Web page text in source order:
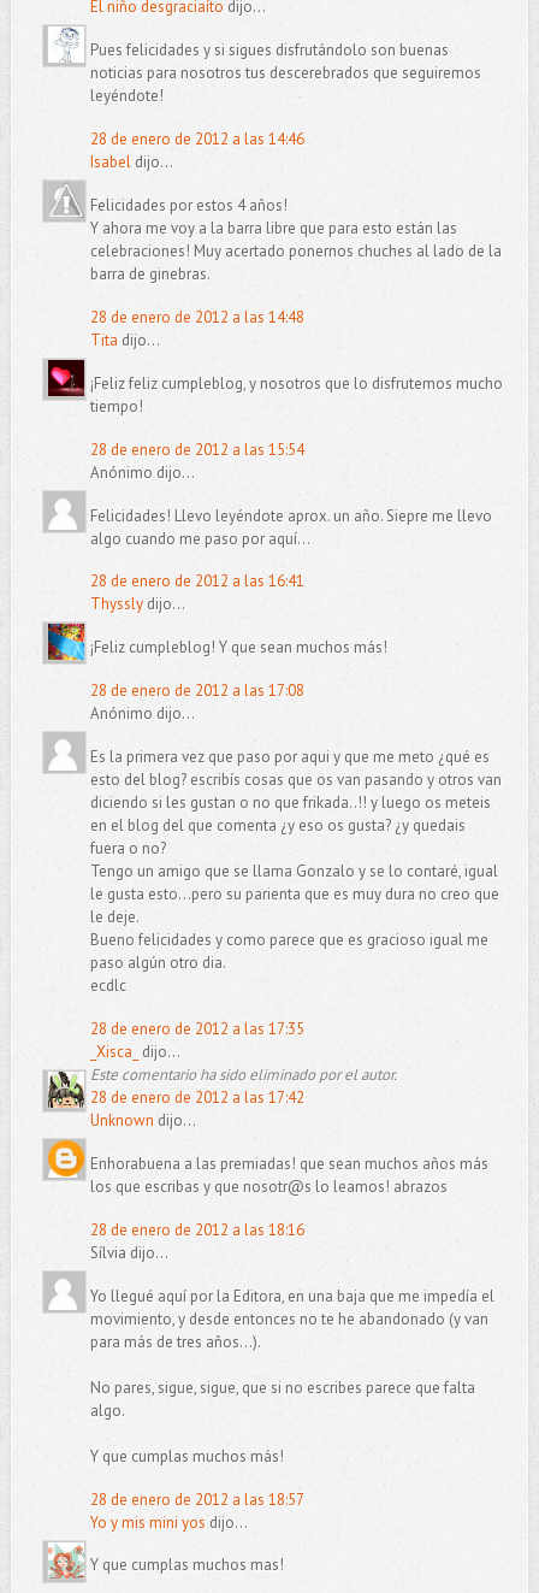
El niño desgraciaíto dijo...
Pues felicidades y si sigues disfrutándolo son buenas
noticias para nosotros tus descerebrados que seguiremos
leyéndote!
28 de enero de 2012 a las 14:46
Isabeldijo...
Felicidades por estos 4 años!
Y ahora me voy a la barra libre que para esto están las
celebraciones! Muy acertado ponernos chuches al lado de la
barra de ginebras.
28 de enero de 2012 a las 14:48
Tita dijo...
¡Feliz feliz cumpleblog, y nosotros que lo disfrutemos mucho
tiempo!
28 de enero de 2012 a las 15:54
Anónimo dijo...
Felicidades! Llevo leyéndote aprox. un año. Siepre me llevo
algo cuando me paso por aquí...
28 de enero de 2012 a las 16:41
Thysslydijo...
¡Feliz cumpleblog! Y que sean muchos más!
28 de enero de 2012 a las 17:08
Anónimo dijo...
Es la primera vez que paso por aqui y que me meto ¿qué es
esto del blog? escribís cosas que os van pasando y otros van
diciendo si les gustan o no que frikada..!! y luego os meteis
en el blog del que comenta ¿y eso os gusta? ¿y quedais
fuera o no?
Tengo un amigo que se llama Gonzalo y se lo contaré, igual
le gusta esto...pero su parienta que es muy dura no creo que
le deje.
Bueno felicidades y como parece que es gracioso igual me
paso algún otro dia.
ecdlc
28 de enero de 2012 a las 17:35
_Xisca_ dijo...
Este comentario ha sido eliminado por el autor.
28 de enero de 2012 a las 17:42
Unknown dijo...
Enhorabuena a las premiadas! que sean muchos años más
los que escribas y que nosotr@s lo leamos! abrazos
28 de enero de 2012 a las 18:16
Sílvia dijo...
Yo llegué aquí por la Editora, en una baja que me impedía el
movimiento, y desde entonces no te he abandonado (y van
para más de tres años...).
No pares, sigue, sigue, que si no escribes parece que falta
algo.
Y que cumplas muchos más!
28 de enero de 2012 a las 18:57
Yo y mis mini yos dijo...
Y que cumplas muchos mas!